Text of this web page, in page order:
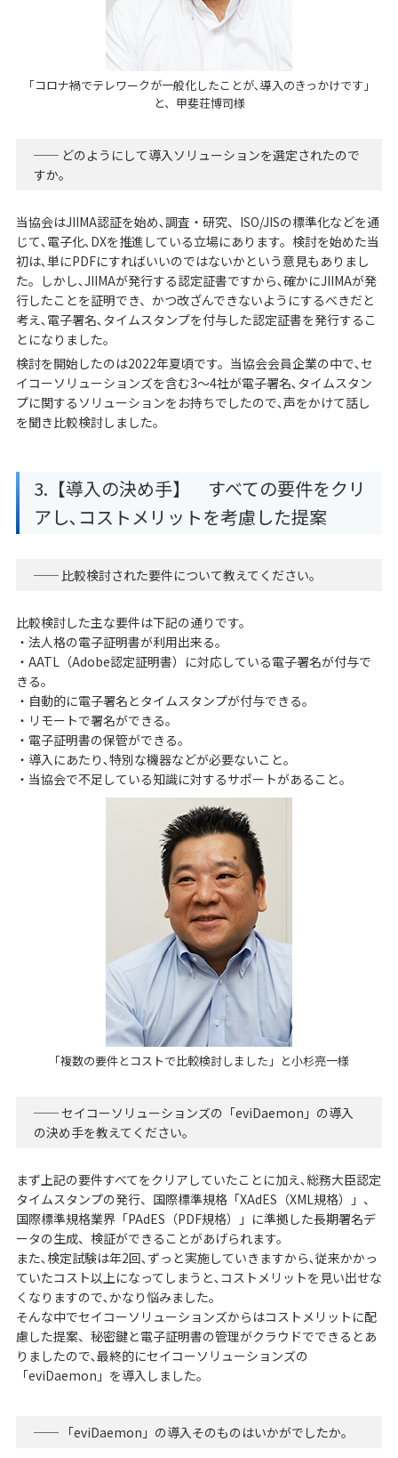
「コロナ禍でテレワークが一般化したことが､導入のきっかけです」
と、甲斐荘博司様
── どのようにして導入ソリューションを選定されたので
すか。
当協会はJIIMA認証を始め､調査・研究、ISO/JISの標準化などを通
じて､電子化､DXを推進している立場にあります。検討を始めた当
初は､単にPDFにすればいいのではないかという意見もありまし
た。しかし､JIIMAが発行する認定証書ですから､確かにJIIMAが発
行したことを証明でき、かつ改ざんできないようにするべきだと
考え､電子署名､タイムスタンプを付与した認定証書を発行するこ
とになりました。
検討を開始したのは2022年夏頃です。当協会会員企業の中で､セ
イコーソリューションズを含む3～4社が電子署名､タイムスタン
プに関するソリューションをお持ちでしたので､声をかけて話し
を聞き比較検討しました。
3.【導入の決め手】 すべての要件をクリ
アし､コストメリットを考慮した提案
── 比較検討された要件について教えてください。
比較検討した主な要件は下記の通りです。
・法人格の電子証明書が利用出来る。
・AATL（Adobe認定証明書）に対応している電子署名が付与で
きる。
・自動的に電子署名とタイムスタンプが付与できる。
・リモートで署名ができる。
・電子証明書の保管ができる。
・導入にあたり､特別な機器などが必要ないこと。
・当協会で不足している知識に対するサポートがあること。
「複数の要件とコストで比較検討しました」と小杉亮一様
── セイコーソリューションズの「eviDaemon」の導入
の決め手を教えてください。
まず上記の要件すべてをクリアしていたことに加え､総務大臣認定
タイムスタンプの発行、国際標準規格「XAdES（XML規格）」、
国際標準規格業界「PAdES（PDF規格）」に準拠した長期署名デ
ータの生成、検証ができることがあげられます。
また､検定試験は年2回､ずっと実施していきますから､従来かかっ
ていたコスト以上になってしまうと､コストメリットを見い出せな
くなりますので､かなり悩みました。
そんな中でセイコーソリューションズからはコストメリットに配
慮した提案、秘密鍵と電子証明書の管理がクラウドでできるとあ
りましたので､最終的にセイコーソリューションズの
「eviDaemon」を導入しました。
── 「eviDaemon」の導入そのものはいかがでしたか。